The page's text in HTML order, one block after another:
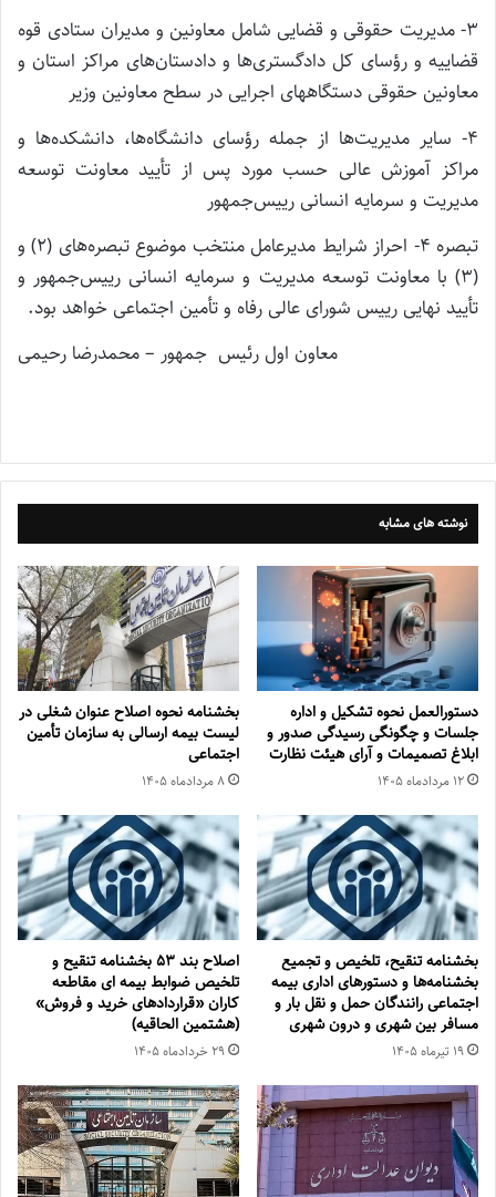
۳- مدیریت حقوقی و قضایی شامل معاونین و مدیران ستادی قوه
قضاییه و رؤسای کل دادگستری‌ها و دادستان‌های مراکز استان و
معاونین حقوقی دستگاههای اجرایی در سطح معاونین وزیر
۴- سایر مدیریت‌ها از جمله رؤسای دانشگاه‌ها، دانشکده‌ها و
مراکز آموزش عالی حسب مورد پس از تأیید معاونت توسعه
مدیریت و سرمایه انسانی رییس‌جمهور
تبصره ۴- احراز شرایط مدیرعامل منتخب موضوع تبصره‌های (۲) و
(۳) با معاونت توسعه مدیریت و سرمایه انسانی رییس‌جمهور و
تأیید نهایی رییس شورای عالی رفاه و تأمین اجتماعی خواهد بود.
معاون اول رئیس ‎جمهور – محمدرضا رحیمی
نوشته های مشابه
دستورالعمل نحوه تشکیل و اداره
جلسات و چگونگی رسیدگی صدور و
‏ابلاغ تصمیمات و‎ ‎آرای هیئت نظارت
۱۲ مرداد‌ماه ۱۴۰۵
بخشنامه نحوه اصلاح عنوان شغلی در
لیست بیمه ارسالی به سازمان تأمین
اجتماعی
۸ مرداد‌ماه ۱۴۰۵
بخشنامه تنقیح، تلخیص و تجمیع
بخشنامه‌‌ها و دستورهای اداری بیمه
اجتماعی رانندگان حمل و نقل بار و
مسافر بین شهری و درون شهری
۱۹ تیر‌ماه ۱۴۰۵
اصلاح بند ۵۳ بخشنامه تنقیح و
تلخیص ضوابط بیمه ای مقاطعه
کاران «قراردادهای خرید و فروش»
(هشتمین الحاقیه)
۲۹ خرداد‌ماه ۱۴۰۵